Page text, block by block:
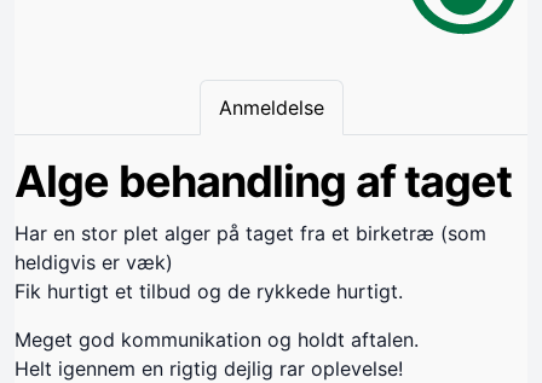
Anmeldelse
Alge behandling af taget
Har en stor plet alger på taget fra et birketræ (som
heldigvis er væk)
Fik hurtigt et tilbud og de rykkede hurtigt.
Meget god kommunikation og holdt aftalen.
Helt igennem en rigtig dejlig rar oplevelse!